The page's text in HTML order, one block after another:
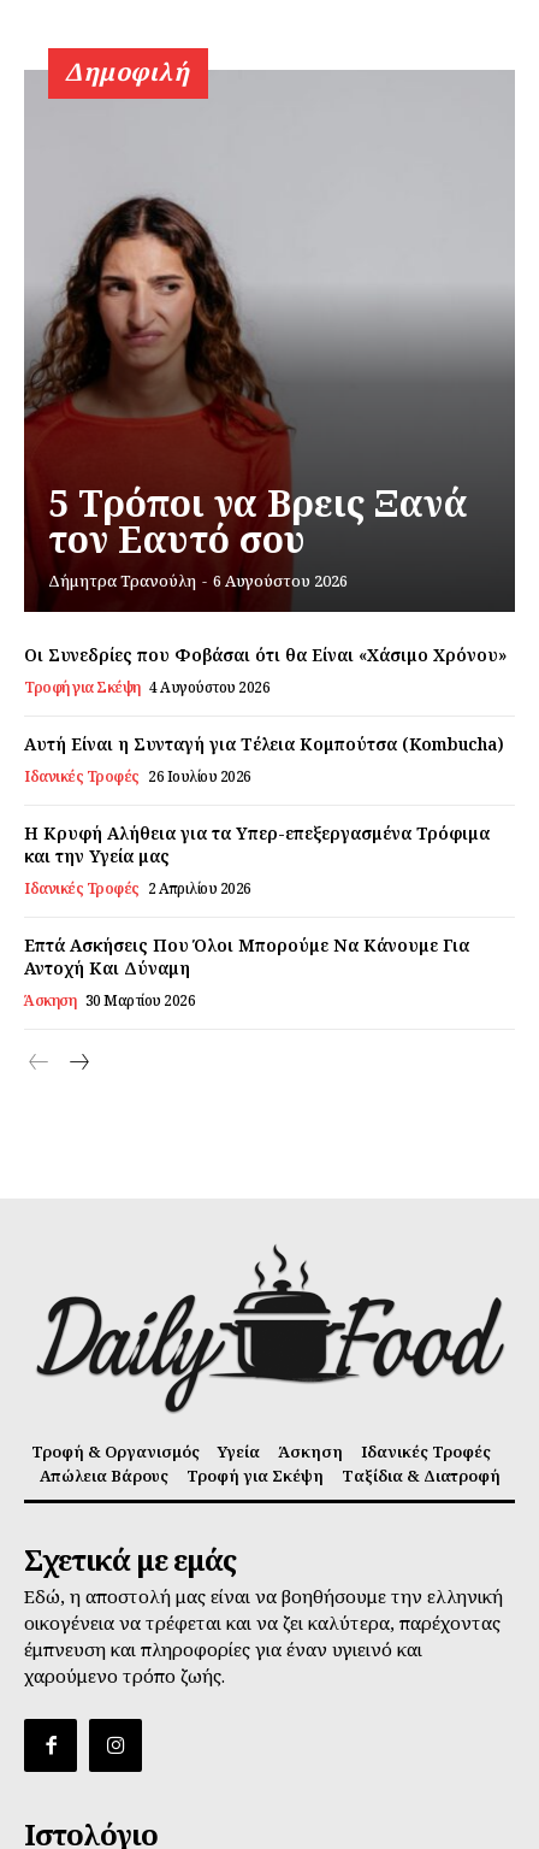
Εγγραφείτε τώρα!
Daily Food
Σχετικά με εμάς
Αποποίηση Ευθυνών
Ο λογαριασμός μου
Επικοινωνία
Δημοφιλή
5 Τρόποι να Βρεις Ξανά
τον Εαυτό σου
Δήμητρα Τρανούλη - 6 Αυγούστου 2026
Οι Συνεδρίες που Φοβάσαι ότι θα Είναι «Χάσιμο Χρόνου»
Τροφή για Σκέψη 4 Αυγούστου 2026
Αυτή Είναι η Συνταγή για Τέλεια Κομπούτσα (Kombucha)
Ιδανικές Τροφές 26 Ιουλίου 2026
Η Κρυφή Αλήθεια για τα Υπερ-επεξεργασμένα Τρόφιμα
και την Υγεία μας
Ιδανικές Τροφές 2 Απριλίου 2026
Επτά Ασκήσεις Που Όλοι Μπορούμε Να Κάνουμε Για
Αντοχή Και Δύναμη
Άσκηση 30 Μαρτίου 2026
Τροφή & Οργανισμός Υγεία Άσκηση
Ιδανικές Τροφές
Απώλεια Βάρους
Τροφή για Σκέψη Ταξίδια & Διατροφή
Σχετικά με εμάς
Εδώ, η αποστολή μας είναι να βοηθήσουμε την ελληνική
οικογένεια να τρέφεται και να ζει καλύτερα, παρέχοντας
έμπνευση και πληροφορίες για έναν υγιεινό και
χαρούμενο τρόπο ζωής.
Ιστολόγιο